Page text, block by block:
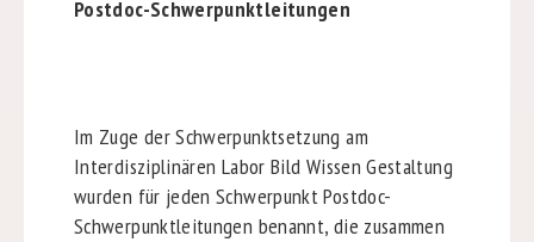
Postdoc-Schwerpunktleitungen
Im Zuge der Schwerpunktsetzung am
Interdisziplinären Labor Bild Wissen Gestaltung
wurden für jeden Schwerpunkt Postdoc-
Schwerpunktleitungen benannt, die zusammen